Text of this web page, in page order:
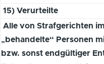
15) Verurteilte
Alle von Strafgerichten im
„behandelte“ Personen
bzw. sonst endgültiger